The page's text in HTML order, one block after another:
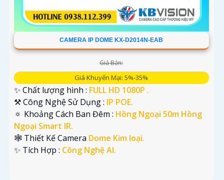
CAMERA IP DOME KX-D2014N-EAB
Giá Bán:
Giá Khuyến Mại: 5%-35%
✨ Chất lượng hình : FULL HD 1080P .
⚒ Công Nghệ Sử Dụng : IP POE.
🔅 Khoảng Cách Ban Đêm : Hồng Ngoại 50m Hồng
Ngoại Smart IR.
🕸️ Thiết Kế Camera Dome Kim loại.
️✨ Tích Hợp : Công Nghệ AI.